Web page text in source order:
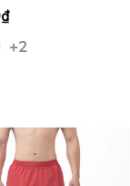
Mái Tăng
+2